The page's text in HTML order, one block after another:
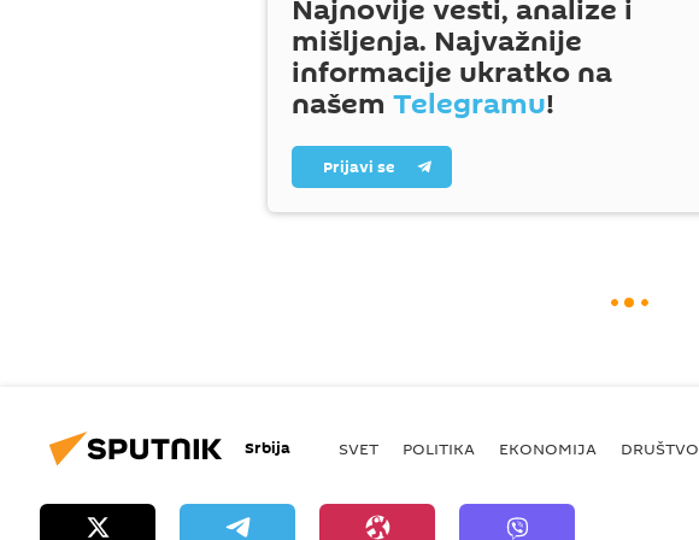
Najnovije vesti, analize i
mišljenja. Najvažnije
informacije ukratko na
našem Telegramu!
Prijavi se
Srbija SVET POLITIKA EKONOMIJA DRUŠTVO